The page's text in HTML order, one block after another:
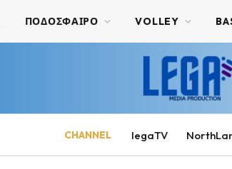
ΠΟΔΟΣΦΑΙΡΟ VOLLEY
CHANNEL legaTV